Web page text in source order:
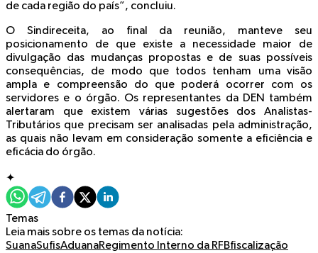
de cada região do país”, concluiu.
O Sindireceita, ao final da reunião, manteve seu
posicionamento de que existe a necessidade maior de
divulgação das mudanças propostas e de suas possíveis
consequências, de modo que todos tenham uma visão
ampla e compreensão do que poderá ocorrer com os
servidores e o órgão. Os representantes da DEN também
alertaram que existem várias sugestões dos Analistas-
Tributários que precisam ser analisadas pela administração,
as quais não levam em consideração somente a eficiência e
eficácia do órgão.
✦
Temas
Leia mais sobre os temas da notícia:
SuanaSufisAduanaRegimento Interno da RFBfiscalização